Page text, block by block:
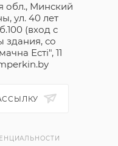
обл., Минский
ул. 40 лет
(вход с
здания, со
Естi", 11